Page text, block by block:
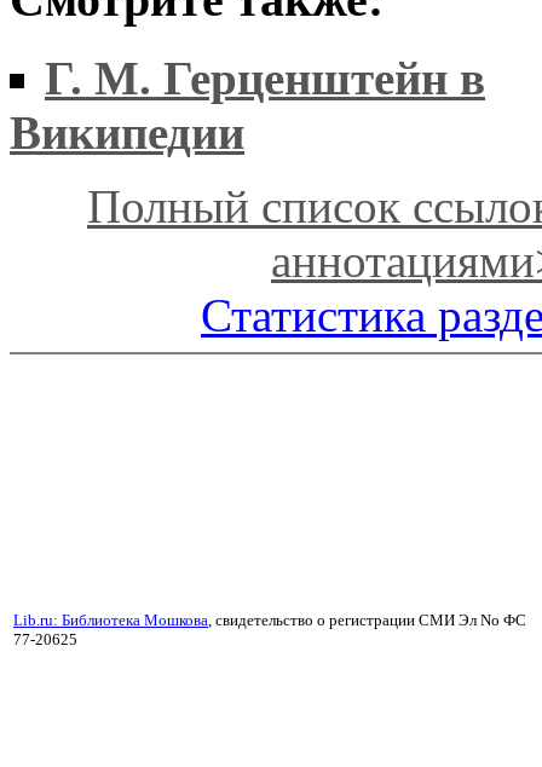
Г. М. Герценштейн в
Википедии
Полный список
Статистика
Lib.ru: Библиотека Мошкова, свидетельство о регистрации СМИ Эл No ФС
77-20625